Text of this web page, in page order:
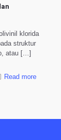
klorida
struktur
atau […]
Read more